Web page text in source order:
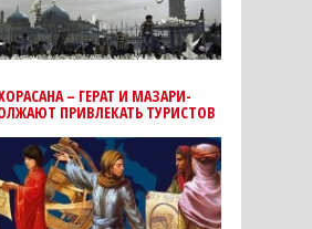
– ГЕРАТ И МАЗАРИ-
ПРИВЛЕКАТЬ ТУРИСТОВ